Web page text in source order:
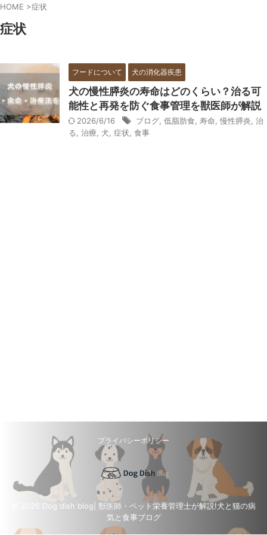
HOME >症状
症状
フードについて 犬の消化器疾患
犬の慢性膵炎の寿命はどのくらい？治る可
能性と再発を防ぐ食事管理を獣医師が解説
2026/6/16 ブログ 低脂肪食 寿命 慢性膵炎 治
る 治療 犬 症状 食事
プライバシーポリシー
© 2026 Dog dish blog| 獣医師・ペット栄養管理士が解説!犬と猫の病
気と食事ブログ